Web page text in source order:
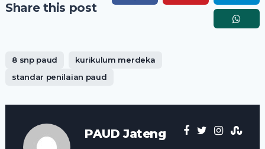
Share this post
8 snp paud
kurikulum merdeka
standar penilaian paud
PAUD Jateng